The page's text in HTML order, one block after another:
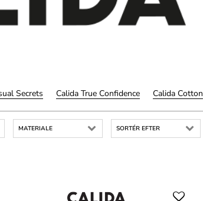
Secrets Calida True Confidence Calida Cotton
MATERIALE SORTÉR EFTER